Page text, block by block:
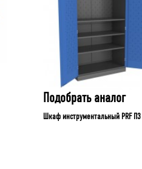
Подобрать аналог
Шкаф инструментальный PRF П3